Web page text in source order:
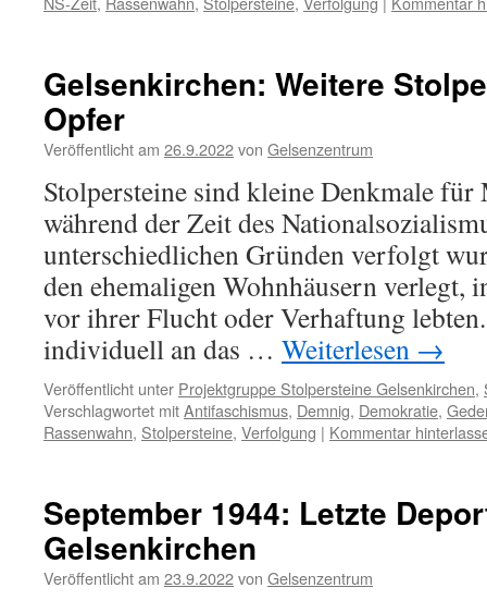
Gelsenkirchen: Weitere
Opfer
Veröffentlicht am 26.9.2022von Gelsenzentrum
Stolpersteine sind kleine Denkmale für
während der Zeit des
unterschiedlichen Gründen verfolgt
den ehemaligen Wohnhäusern verlegt,
vor ihrer Flucht oder Verhaftung
individuell an das … Weiterlesen →
Veröffentlicht unter Projektgruppe Stolpersteine Gelsenkirchen,
Verschlagwortet mitAntifaschismus, Demnig, Demokratie,
Rassenwahn, Stolpersteine, Verfolgung | Kommentar
September 1944: Letzte
Gelsenkirchen
Veröffentlicht am 23.9.2022von Gelsenzentrum